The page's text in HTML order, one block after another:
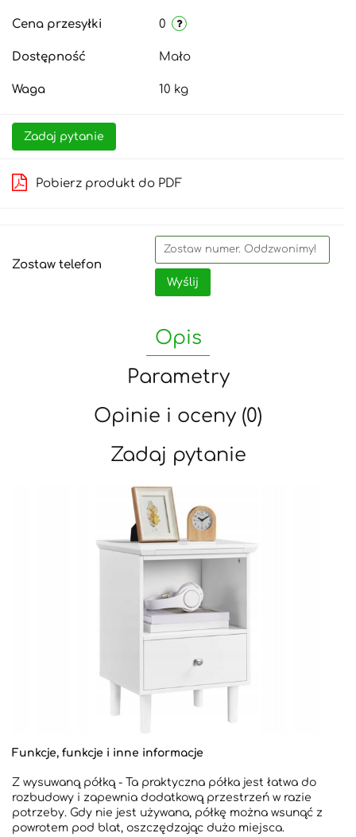
Cena przesyłki 0
Dostępność Mało
Waga 10 kg
Zadaj pytanie
Pobierz produkt do PDF
Zostaw telefon
Wyślij
Opis
Parametry
Opinie i oceny (0)
Zadaj pytanie
Funkcje, funkcje i inne informacje
Z wysuwaną półką - Ta praktyczna półka jest łatwa do
rozbudowy i zapewnia dodatkową przestrzeń w razie
potrzeby. Gdy nie jest używana, półkę można wsunąć z
powrotem pod blat, oszczędzając dużo miejsca.